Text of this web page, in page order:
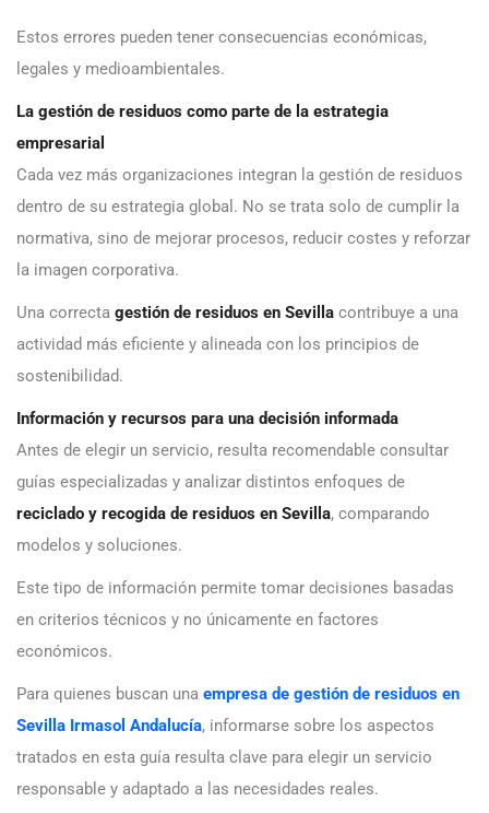
Estos errores pueden tener consecuencias económicas,
legales y medioambientales.
La gestión de residuos como parte de la estrategia
empresarial
Cada vez más organizaciones integran la gestión de residuos
dentro de su estrategia global. No se trata solo de cumplir la
normativa, sino de mejorar procesos, reducir costes y reforzar
la imagen corporativa.
Una correcta gestión de residuos en Sevilla contribuye a una
actividad más eficiente y alineada con los principios de
sostenibilidad.
Información y recursos para una decisión informada
Antes de elegir un servicio, resulta recomendable consultar
guías especializadas y analizar distintos enfoques de
reciclado y recogida de residuos en Sevilla, comparando
modelos y soluciones.
Este tipo de información permite tomar decisiones basadas
en criterios técnicos y no únicamente en factores
económicos.
Para quienes buscan una empresa de gestión de residuos en
Sevilla Irmasol Andalucía, informarse sobre los aspectos
tratados en esta guía resulta clave para elegir un servicio
responsable y adaptado a las necesidades reales.